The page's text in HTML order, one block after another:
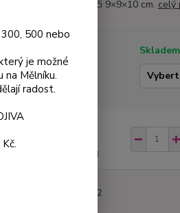
Zasíláme v květináči 9×9×10 cm. celý
Skladem
Varianta
bez DPH
3052
500 nebo
je možné
Mělníku.
radost.